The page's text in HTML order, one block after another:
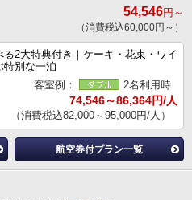
54,546円～
（消費税込60,000円～）
る2大特典付き｜ケーキ・花束・ワイ
特別な一泊
客室例：
2名利用時
74,546～86,364円/人
（消費税込82,000～95,000円/人）
航空券付プラン一覧